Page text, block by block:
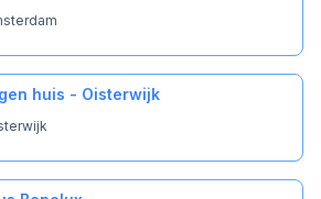
huis - Oisterwijk